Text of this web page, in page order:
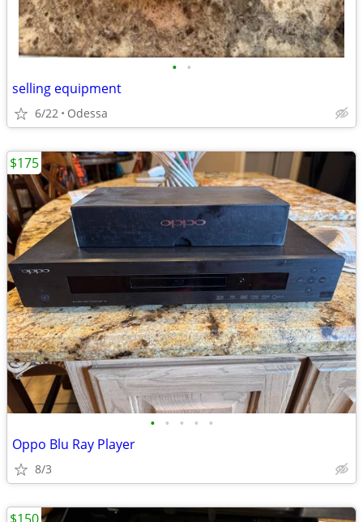
• •
selling equipment
6/22 Odessa
• • • • •
Oppo Blu Ray Player
8/3
$175